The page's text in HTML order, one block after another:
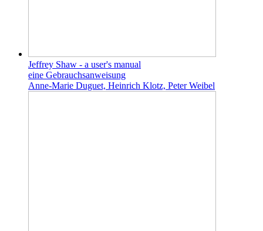
Jeffrey Shaw - a user's manual
eine Gebrauchsanweisung
Anne-Marie Duguet, Heinrich Klotz, Peter Weibel